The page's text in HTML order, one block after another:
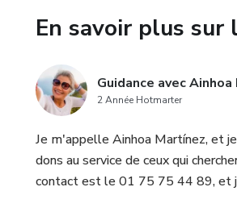
🔮
offrir
🌟
En savoir plus sur
Guidance avec
2 Année Hotmarter
Je m'appelle Ainhoa Martínez, et
dons au service de ceux qui
contact est le 01 75 75 44 89, et